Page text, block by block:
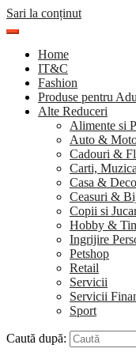
Sari la conținut
Home
IT&C
Fashion
Produse pentru
Alte Reduceri
Alimente si
Auto &
Cadouri &
Carti,
Casa &
Ceasuri &
Copii si
Hobby &
Ingrijire
Petshop
Retail
Servicii
Servicii
Sport
Caută după: